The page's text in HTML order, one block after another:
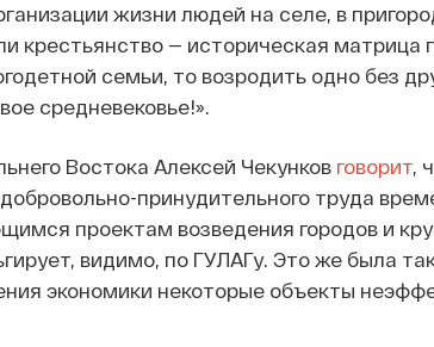
жизни людей на селе, в
крестьянство — историческая матрица
семьи, то возродить одно без
средневековье!».
Востока Алексей Чекунков говорит,
принудительного труда
проектам возведения городов и
видимо, по ГУЛАГу. Это же была
экономики некоторые объекты